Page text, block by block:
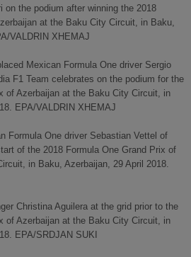
on the podium after winning the 2018
at the Baku City Circuit, in Baku,
VALDRIN XHEMAJ
Mexican Formula One driver Sergio
F1 Team celebrates on the podium for the
of Azerbaijan at the Baku City Circuit, in
EPA/VALDRIN XHEMAJ
Formula One driver Sebastian Vettel of
of the 2018 Formula One Grand Prix of
in Baku, Azerbaijan, 29 April 2018.
Christina Aguilera at the grid prior to the
of Azerbaijan at the Baku City Circuit, in
EPA/SRDJAN SUKI